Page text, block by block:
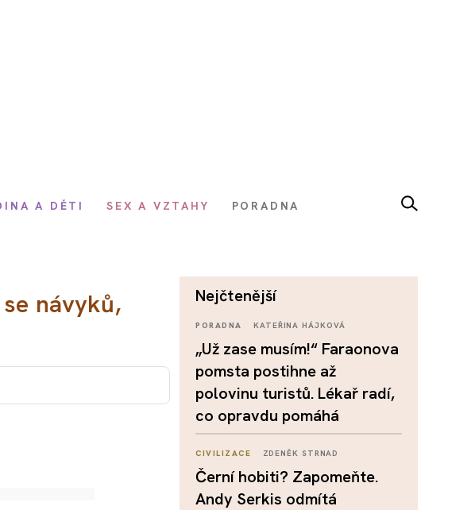
A DĚTI SEX A VZTAHY PORADNA
návyků,
nejčtenější
PORADNA KATEŘINA HÁJKOVÁ
„Už zase musím!“ Faraonova
pomsta postihne až
polovinu turistů. Lékař radí,
co opravdu pomáhá
CIVILIZACE ZDENĚK STRNAD
Černí hobiti? Zapomeňte.
Andy Serkis odmítá